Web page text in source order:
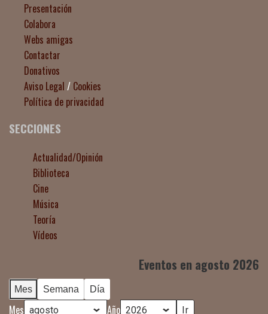
Presentación
Colabora
Webs amigas
Contactar
Donativos
Aviso Legal / Cookies
Política de privacidad
SECCIONES
Actualidad/Opinión
Biblioteca
Cine
Música
Teoría
Vídeos
Eventos en agosto 2026
Mes Semana Día
Mes Año